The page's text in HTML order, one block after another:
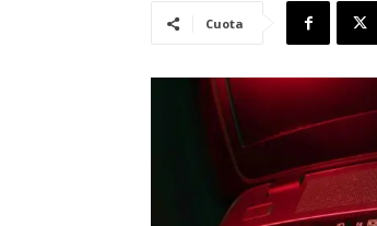
Cuota